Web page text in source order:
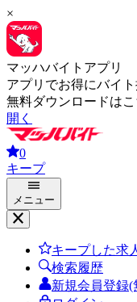
×
マッハバイトアプリ
アプリでお得にバイト
無料ダウンロードはこ
開く
0
キープ
メニュー
キープした求
検索履歴
新規会員登録(